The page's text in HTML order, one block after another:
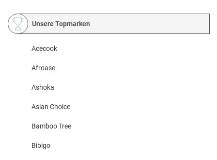
Unsere Topmarken
Acecook
Afroase
Ashoka
Asian Choice
Bamboo Tree
Bibigo